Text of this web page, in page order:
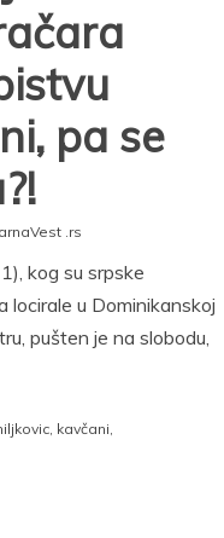
pa se
.rs
kog su srpske
u Dominikanskoj
pušten je na slobodu,
, kavčani,